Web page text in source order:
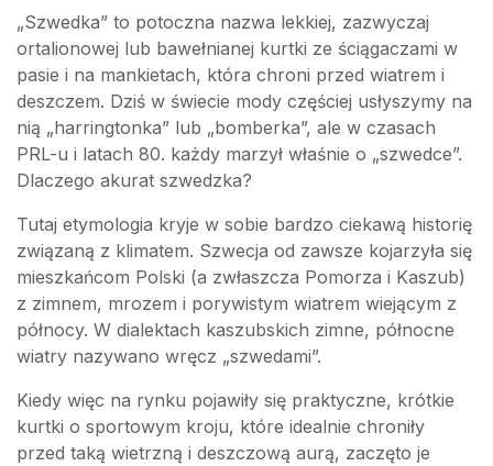
„Szwedka” to potoczna nazwa lekkiej, zazwyczaj
ortalionowej lub bawełnianej kurtki ze ściągaczami w
pasie i na mankietach, która chroni przed wiatrem i
deszczem. Dziś w świecie mody częściej usłyszymy na
nią „harringtonka” lub „bomberka”, ale w czasach
PRL-u i latach 80. każdy marzył właśnie o „szwedce”.
Dlaczego akurat szwedzka?
Tutaj etymologia kryje w sobie bardzo ciekawą historię
związaną z klimatem. Szwecja od zawsze kojarzyła się
mieszkańcom Polski (a zwłaszcza Pomorza i Kaszub)
z zimnem, mrozem i porywistym wiatrem wiejącym z
północy. W dialektach kaszubskich zimne, północne
wiatry nazywano wręcz „szwedami”.
Kiedy więc na rynku pojawiły się praktyczne, krótkie
kurtki o sportowym kroju, które idealnie chroniły
przed taką wietrzną i deszczową aurą, zaczęto je